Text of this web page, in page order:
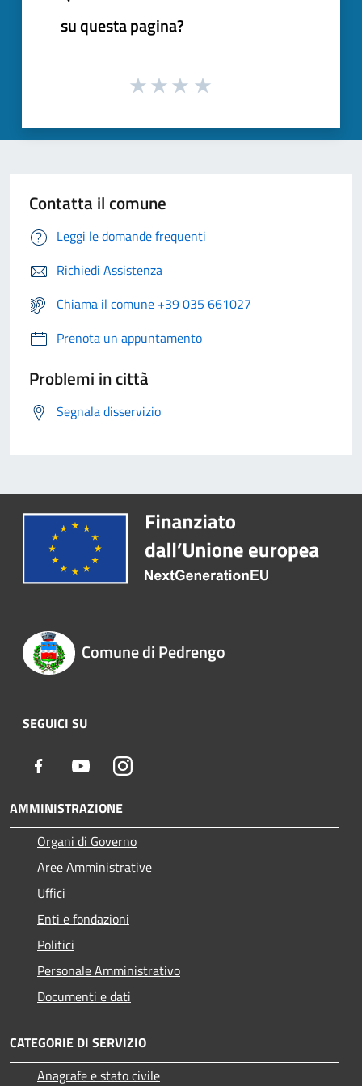
su questa pagina?
Contatta il comune
Leggi le domande frequenti
Richiedi Assistenza
Chiama il comune +39 035 661027
Prenota un appuntamento
Problemi in città
Segnala disservizio
Comune di Pedrengo
SEGUICI SU
Facebook YoutubeInstagram
AMMINISTRAZIONE
Organi di Governo
Aree Amministrative
Uffici
Enti e fondazioni
Politici
Personale Amministrativo
Documenti e dati
CATEGORIE DI SERVIZIO
Anagrafe e stato civile